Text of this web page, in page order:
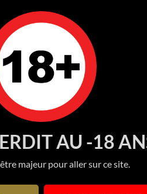
AU -18
majeur pour aller sur ce site.